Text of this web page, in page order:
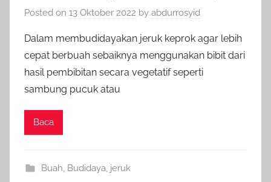
Posted on 13 Oktober 2022 by abdurrosyid
Dalam membudidayakan jeruk keprok agar lebih
cepat berbuah sebaiknya menggunakan bibit dari
hasil pembibitan secara vegetatif seperti
sambung pucuk atau
Baca
Buah Budidaya jeruk